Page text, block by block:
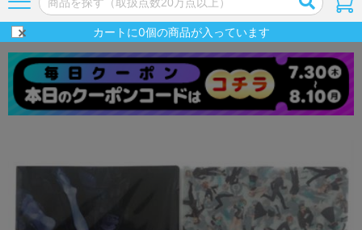
カートに0個の商品が入っています